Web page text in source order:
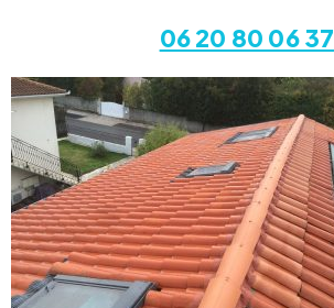
06 20 80 06 37